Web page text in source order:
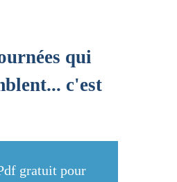
qui
c'est
gratuit pour